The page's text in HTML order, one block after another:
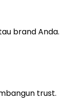
brand Anda.
trust.